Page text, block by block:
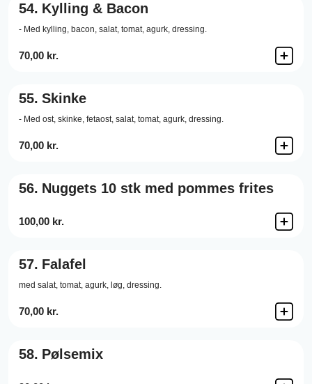
54. Kylling & Bacon
- Med kylling, bacon, salat, tomat, agurk, dressing.
70,00 kr.
55. Skinke
- Med ost, skinke, fetaost, salat, tomat, agurk, dressing.
70,00 kr.
56. Nuggets 10 stk med pommes frites
100,00 kr.
57. Falafel
med salat, tomat, agurk, løg, dressing.
70,00 kr.
58. Pølsemix